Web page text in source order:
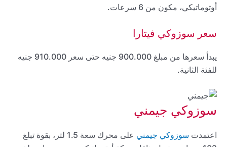
أوتوماتيكي، مكون من 6 سرعات.
سعر سوزوكي فيتارا
يبدأ سعرها من مبلغ 900.000 جنيه حتى سعر 910.000 جنيه
للفئة الثانية.
سوزوكي جيمني
اعتمدت سوزوكي جيمني
على محرك سعة 1.5 لتر، بقوة تبلغ